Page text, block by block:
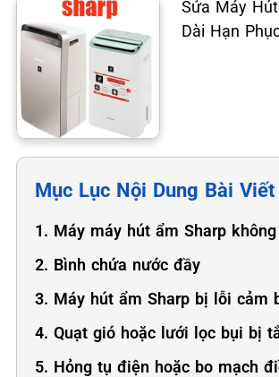
📞 09.663.898.33
Sửa Máy
Dài Hạn
Mục Lục Nội Dung Bài Viết
1. Máy máy hút ẩm Sharp
2. Bình chứa nước đầy
3. Máy hút ẩm Sharp bị lỗi cảm
4. Quạt gió hoặc lưới lọc bụi bị
5. Hỏng tụ điện hoặc bo mạch